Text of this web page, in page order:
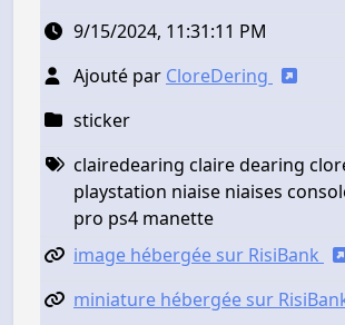
9/15/2024, 11:31:11 PM
Ajouté par CloreDering
sticker
clairedearing claire dearing
playstation niaise niaises
pro ps4 manette
image hébergée sur RisiBank
miniature hébergée sur